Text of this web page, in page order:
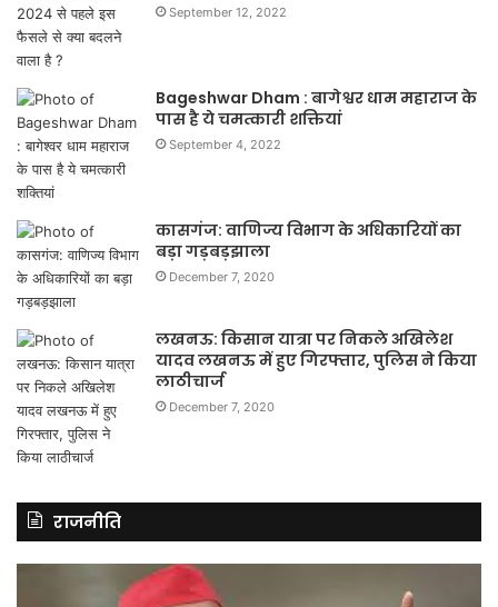
September 12, 2022
Bageshwar Dham : बागेश्वर धाम महाराज के
पास है ये चमत्कारी शक्तियां
September 4, 2022
कासगंज: वाणिज्य विभाग के अधिकारियों का
बड़ा गड़बड़झाला
December 7, 2020
लखनऊ: किसान यात्रा पर निकले अखिलेश
यादव लखनऊ में हुए गिरफ्तार, पुलिस ने किया
लाठीचार्ज
December 7, 2020
राजनीति